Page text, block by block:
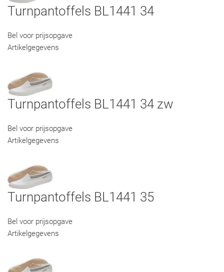
Turnpantoffels BL1441 34
Bel voor prijsopgave
Artikelgegevens
Turnpantoffels BL1441 34 zw
Bel voor prijsopgave
Artikelgegevens
Turnpantoffels BL1441 35
Bel voor prijsopgave
Artikelgegevens